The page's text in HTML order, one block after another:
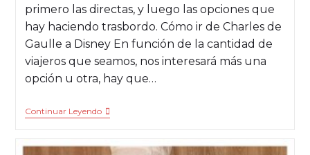
primero las directas, y luego las opciones que
hay haciendo trasbordo. Cómo ir de Charles de
Gaulle a Disney En función de la cantidad de
viajeros que seamos, nos interesará más una
opción u otra, hay que…
Continuar Leyendo